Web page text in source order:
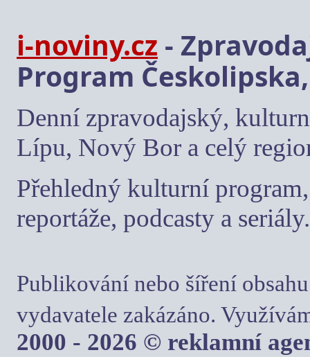
i-noviny.cz -
Program
Denní zpravodajský,
Lípu, Nový Bor a celý
Přehledný kulturní
reportáže, podcasty a seriály.
Publikování nebo šíření
vydavatele zakázáno.
2000 - 2026 © reklamní